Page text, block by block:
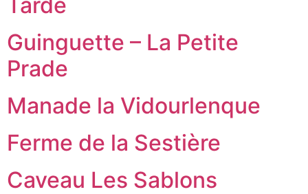
Guinguette – La Petite
Prade
Manade la Vidourlenque
Ferme de la Sestière
Caveau Les Sablons